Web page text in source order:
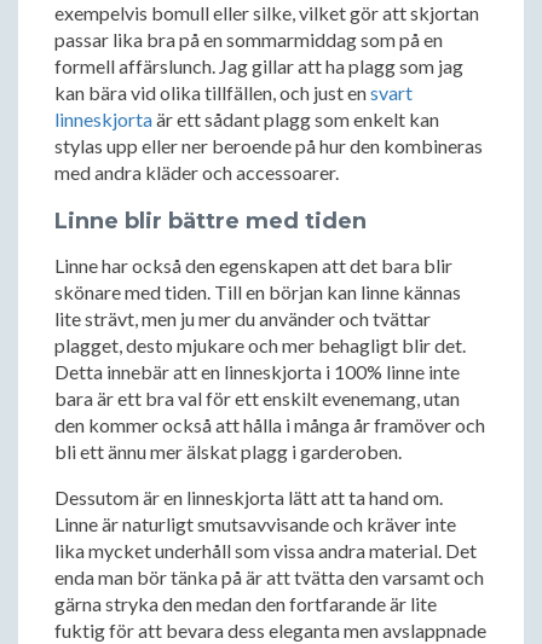
exempelvis bomull eller silke, vilket gör att skjortan
passar lika bra på en sommarmiddag som på en
formell affärslunch. Jag gillar att ha plagg som jag
kan bära vid olika tillfällen, och just ensvart
linneskjortaär ett sådant plagg som enkelt kan
stylas upp eller ner beroende på hur den kombineras
med andra kläder och accessoarer.
Linne blir bättre med tiden
Linne har också den egenskapen att det bara blir
skönare med tiden. Till en början kan linne kännas
lite strävt, men ju mer du använder och tvättar
plagget, desto mjukare och mer behagligt blir det.
Detta innebär att en linneskjorta i 100% linne inte
bara är ett bra val för ett enskilt evenemang, utan
den kommer också att hålla i många år framöver och
bli ett ännu mer älskat plagg i garderoben.
Dessutom är en linneskjorta lätt att ta hand om.
Linne är naturligt smutsavvisande och kräver inte
lika mycket underhåll som vissa andra material. Det
enda man bör tänka på är att tvätta den varsamt och
gärna stryka den medan den fortfarande är lite
fuktig för att bevara dess eleganta men avslappnade